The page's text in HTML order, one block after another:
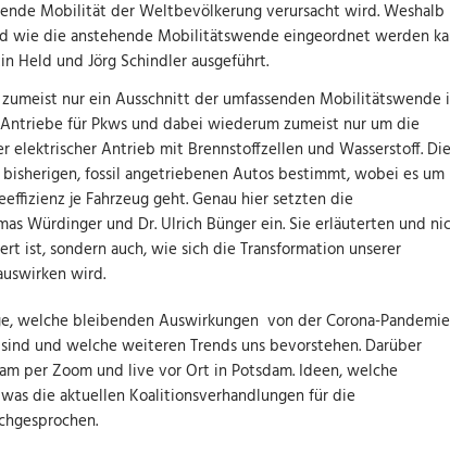
Mobilität der Weltbevölkerung verursacht wird. Weshalb
wie die anstehende Mobilitätswende eingeordnet werden
Held und Jörg Schindler ausgeführt.
nur ein Ausschnitt der umfassenden Mobilitätswende
für Pkws und dabei wiederum zumeist nur um die
Antrieb mit Brennstoffzellen und Wasserstoff. Die
fossil angetriebenen Autos bestimmt, wobei es um
je Fahrzeug geht. Genau hier setzten die
Würdinger und Dr. Ulrich Bünger ein. Sie erläuterten und
ist, sondern auch, wie sich die Transformation unserer
wird.
welche bleibenden Auswirkungen von der Corona-Pandemie
und welche weiteren Trends uns bevorstehen. Darüber
per Zoom und live vor Ort in Potsdam. Ideen, welche
die aktuellen Koalitionsverhandlungen für die